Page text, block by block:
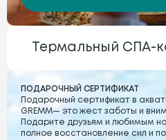
Термальный СПА-
ПОДАРОЧНЫЙ СЕРТИФИКАТ
Подарочный сертификат в
GREMM— это жест заботы и
Подарите друзьям и любимым
полное восстановление сил и